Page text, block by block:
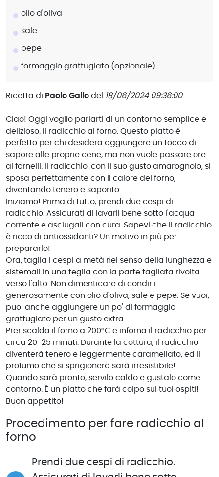
Ricetta di Paolo Gallo del 18/06/2024 09:36:00
Ciao! Oggi voglio parlarti di un contorno semplice e
delizioso: il radicchio al forno. Questo piatto è
perfetto per chi desidera aggiungere un tocco di
sapore alle proprie cene, ma non vuole passare ore
ai fornelli. Il radicchio, con il suo gusto amarognolo, si
sposa perfettamente con il calore del forno,
diventando tenero e saporito.
Iniziamo! Prima di tutto, prendi due cespi di
radicchio. Assicurati di lavarli bene sotto l'acqua
corrente e asciugali con cura. Sapevi che il radicchio
è ricco di antiossidanti? Un motivo in più per
prepararlo!
Ora, taglia i cespi a metà nel senso della lunghezza e
sistemali in una teglia con la parte tagliata rivolta
verso l'alto. Non dimenticare di condirli
generosamente con olio d'oliva, sale e pepe. Se vuoi,
puoi anche aggiungere un po' di formaggio
grattugiato per un gusto extra.
Preriscalda il forno a 200°C e inforna il radicchio per
circa 20-25 minuti. Durante la cottura, il radicchio
diventerà tenero e leggermente caramellato, ed il
profumo che si sprigionerà sarà irresistibile!
Quando sarà pronto, servilo caldo e gustalo come
contorno. È un piatto che farà colpo sui tuoi ospiti!
Buon appetito!
Procedimento per fare radicchio al
forno
Prendi due cespi di radicchio.
olio d'oliva
sale
pepe
formaggio grattugiato (opzionale)